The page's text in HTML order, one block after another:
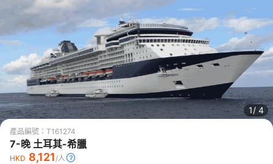
1/ 4
產品編號： T161274
7-晚 土耳其-希臘
HKD 8,121/人